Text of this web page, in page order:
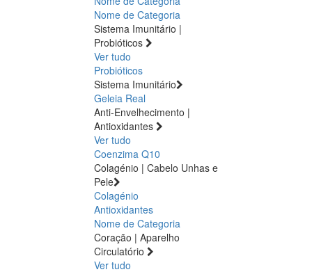
Nome de Categoria
Sistema Imunitário |
Probióticos
Ver tudo
Probióticos
Sistema Imunitário
Geleia Real
Anti-Envelhecimento |
Antioxidantes
Ver tudo
Coenzima Q10
Colagénio | Cabelo Unhas e
Pele
Colagénio
Antioxidantes
Nome de Categoria
Coração | Aparelho
Circulatório
Ver tudo